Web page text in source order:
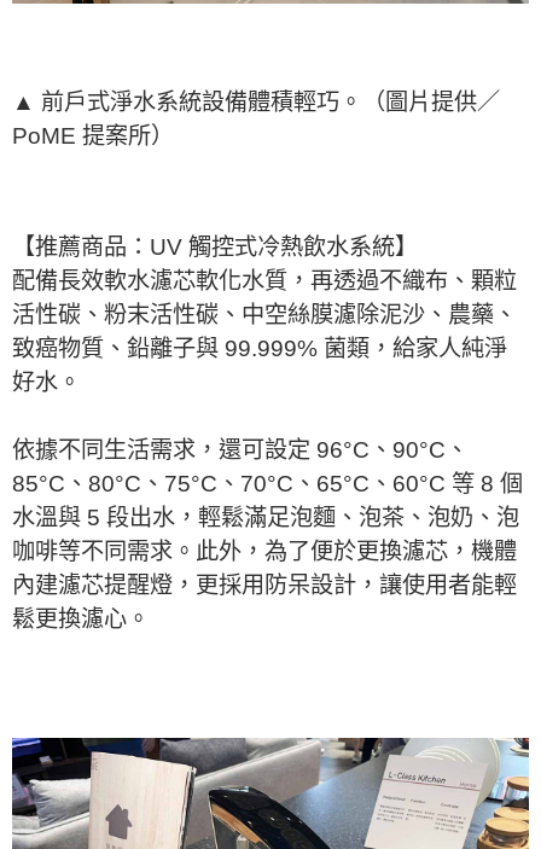
▲ 前戶式淨水系統設備體積輕巧。（圖片提供／
PoME 提案所）
【推薦商品：UV 觸控式冷熱飲水系統】
配備長效軟水濾芯軟化水質，再透過不織布、顆粒
活性碳、粉末活性碳、中空絲膜濾除泥沙、農藥、
致癌物質、鉛離子與 99.999% 菌類，給家人純淨
好水。
依據不同生活需求，還可設定 96°C、90°C、
85°C、80°C、75°C、70°C、65°C、60°C 等 8 個
水溫與 5 段出水，輕鬆滿足泡麵、泡茶、泡奶、泡
咖啡等不同需求。此外，為了便於更換濾芯，機體
內建濾芯提醒燈，更採用防呆設計，讓使用者能輕
鬆更換濾心。